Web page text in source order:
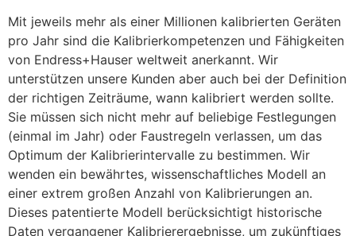
Mit jeweils mehr als einer Millionen kalibrierten Geräten
pro Jahr sind die Kalibrierkompetenzen und Fähigkeiten
von Endress+Hauser weltweit anerkannt. Wir
unterstützen unsere Kunden aber auch bei der Definition
der richtigen Zeiträume, wann kalibriert werden sollte.
Sie müssen sich nicht mehr auf beliebige Festlegungen
(einmal im Jahr) oder Faustregeln verlassen, um das
Optimum der Kalibrierintervalle zu bestimmen. Wir
wenden ein bewährtes, wissenschaftliches Modell an
einer extrem großen Anzahl von Kalibrierungen an.
Dieses patentierte Modell berücksichtigt historische
Daten vergangener Kalibrierergebnisse, um zukünftiges